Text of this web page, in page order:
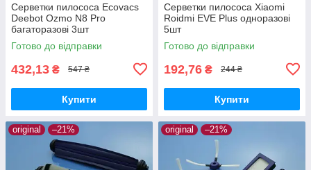
Серветки пилососа Ecovacs
Deebot Ozmo N8 Pro
багаторазові 3шт
Готово до відправки
432,13 ₴ 547 ₴
Купити
Серветки пилососа Xiaomi
Roidmi EVE Plus одноразові
5шт
Готово до відправки
192,76 ₴ 244 ₴
Купити
original –21% original –21%